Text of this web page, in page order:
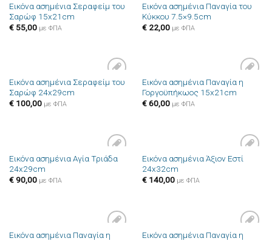
Πρόσθήκη
Εικόνα ασημένια Σεραφείμ του
Σαρώφ 15x21cm
€55,00 με ΦΠΑ
Πρόσθήκη
Εικόνα ασημένια Παναγία του
Κύκκου 7.5×9.5cm
€22,00 με ΦΠΑ
Πρόσθήκη
Εικόνα ασημένια Σεραφείμ του
Σαρώφ 24x29cm
€100,00 με ΦΠΑ
Πρόσθήκη
στην λίστα
Εικόνα ασημένια Παναγία η
Γοργοϋπήκωος 15x21cm
€60,00 με ΦΠΑ
Πρόσθήκη
Εικόνα ασημένια Αγία Τριάδα
24x29cm
€90,00 με ΦΠΑ
Πρόσθήκη
Εικόνα ασημένια Άξιον Εστί
24x32cm
€140,00 με ΦΠΑ
Πρόσθήκη
Εικόνα ασημένια Παναγία η
Πρόσθήκη
Εικόνα ασημένια Παναγία η